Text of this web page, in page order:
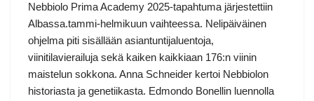
Nebbiolo Prima Academy 2025-tapahtuma järjestettiin
Albassa.tammi-helmikuun vaihteessa. Nelipäiväinen
ohjelma piti sisällään asiantuntijaluentoja,
viinitilavierailuja sekä kaiken kaikkiaan 176:n viinin
maistelun sokkona. Anna Schneider kertoi Nebbiolon
historiasta ja genetiikasta. Edmondo Bonellin luennolla